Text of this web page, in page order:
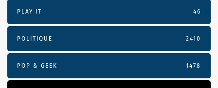
PLAY IT 46
POLITIQUE 2410
POP & GEEK 1478